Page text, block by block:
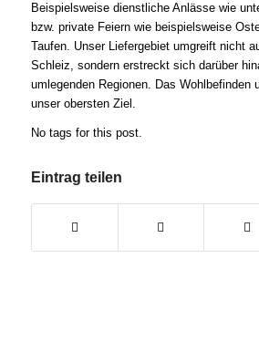
Beispielsweise dienstliche Anlässe wie
bzw. private Feiern wie beispielsweise
Taufen. Unser Liefergebiet umgreift nicht
Schleiz, sondern erstreckt sich darüber
umlegenden Regionen. Das Wohlbefinden
unser obersten Ziel.
No tags for this post.
Eintrag teilen